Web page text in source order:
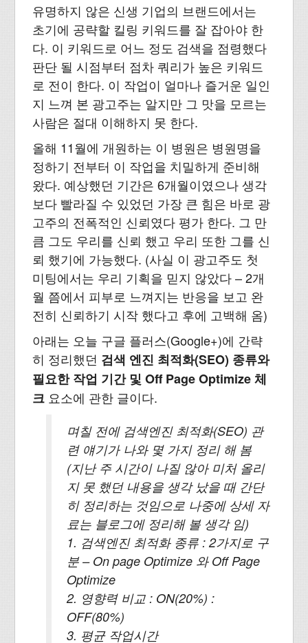
유명하지 않은 신생 기업의 브랜드에서는
초기에 공략할 킬링 키워드를 잘 잡아야 한
다. 이 키워드로 어느 정도 검색을 점령했다
판단 될 시점부터 점차 쿼리가 높은 키워드
로 전이 한다. 이 작업이 얼마나 즐거운 일인
지 느껴 본 광고주는 알지만 그 맛을 모르는
사람은 절대 이해하지 못 한다.
올해 11월에 개원하는 이 병원은 병원명을
정하기 전부터 이 작업을 치밀하게 준비해
왔다. 예상했던 기간은 6개월이였으나 생각
보다 빨라질 수 있었던 가장 큰 힘은 바로 광
고주의 전폭적인 신뢰였다 평가 한다. 그 만
큼 그도 우리를 신뢰 했고 우리 또한 그를 신
뢰 했기에 가능했다. (사실 이 광고주도 첫
미팅에서는 우리 기획을 믿지 않았다 – 2개
월 쯤에서 피부로 느껴지는 반응을 보고 완
전히 신뢰하기 시작 했다고 후에 고백해 옴)
아래는 오늘 구글 플러스(Google+)에 간략
히 정리했던 검색 엔진 최적화(SEO) 종류와
필요한 작업 기간 및 Off Page Optimize 체
크 요소에 관한 글이다.
며칠 전에 검색엔진 최적화(SEO) 관
련 얘기가 나와 몇 가지 정리 해 봄
(지난 주 시간이 나질 않아 미처 올리
지 못 했던 내용을 생각 났을 때 간단
히 정리하는 것임으로 나중에 상세 자
료는 블로그에 정리해 볼 생각 임)
1. 검색엔진 최적화 종류 : 2가지로 구
분 – On page Optimize 와 Off Page
Optimize
2. 영향력 비교 : ON(20%) :
OFF(80%)
3. 평균 작업시간